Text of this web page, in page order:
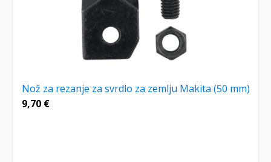
Nož za rezanje za svrdlo za zemlju Makita (50 mm)
9,70 €